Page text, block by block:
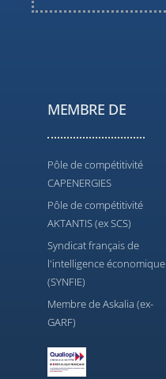
MEMBRE DE
Pôle de compétitivité
CAPENERGIES
Pôle de compétitivité
AKTANTIS (ex SCS)
Syndicat français de
l'intelligence économique
(SYNFIE)
Membre de Askalia (ex-
GARF)